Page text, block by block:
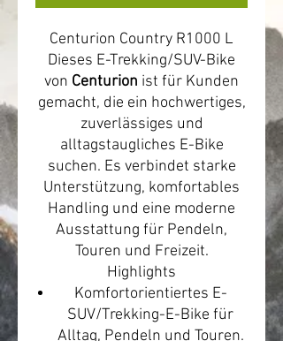
Centurion Country R1000 L
Dieses E-Trekking/SUV-Bike
von Centurion ist für Kunden
gemacht, die ein hochwertiges,
zuverlässiges und
alltagstaugliches E-Bike
suchen. Es verbindet starke
Unterstützung, komfortables
Handling und eine moderne
Ausstattung für Pendeln,
Touren und Freizeit.
Highlights
Komfortorientiertes E-
SUV/Trekking-E-Bike für
Alltag, Pendeln und Touren.